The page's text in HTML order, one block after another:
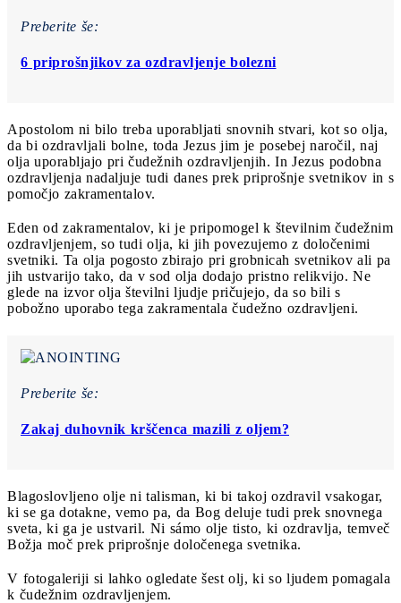
Preberite še:
6 priprošnjikov za ozdravljenje bolezni
Apostolom ni bilo treba uporabljati snovnih stvari, kot so olja,
da bi ozdravljali bolne, toda Jezus jim je posebej naročil, naj
olja uporabljajo pri čudežnih ozdravljenjih. In Jezus podobna
ozdravljenja nadaljuje tudi danes prek priprošnje svetnikov in s
pomočjo zakramentalov.
Eden od zakramentalov, ki je pripomogel k številnim čudežnim
ozdravljenjem, so tudi olja, ki jih povezujemo z določenimi
svetniki. Ta olja pogosto zbirajo pri grobnicah svetnikov ali pa
jih ustvarijo tako, da v sod olja dodajo pristno relikvijo. Ne
glede na izvor olja številni ljudje pričujejo, da so bili s
pobožno uporabo tega zakramentala čudežno ozdravljeni.
Preberite še:
Zakaj duhovnik krščenca mazili z oljem?
Blagoslovljeno olje ni talisman, ki bi takoj ozdravil vsakogar,
ki se ga dotakne, vemo pa, da Bog deluje tudi prek snovnega
sveta, ki ga je ustvaril. Ni sámo olje tisto, ki ozdravlja, temveč
Božja moč prek priprošnje določenega svetnika.
V fotogaleriji si lahko ogledate šest olj, ki so ljudem pomagala
k čudežnim ozdravljenjem.